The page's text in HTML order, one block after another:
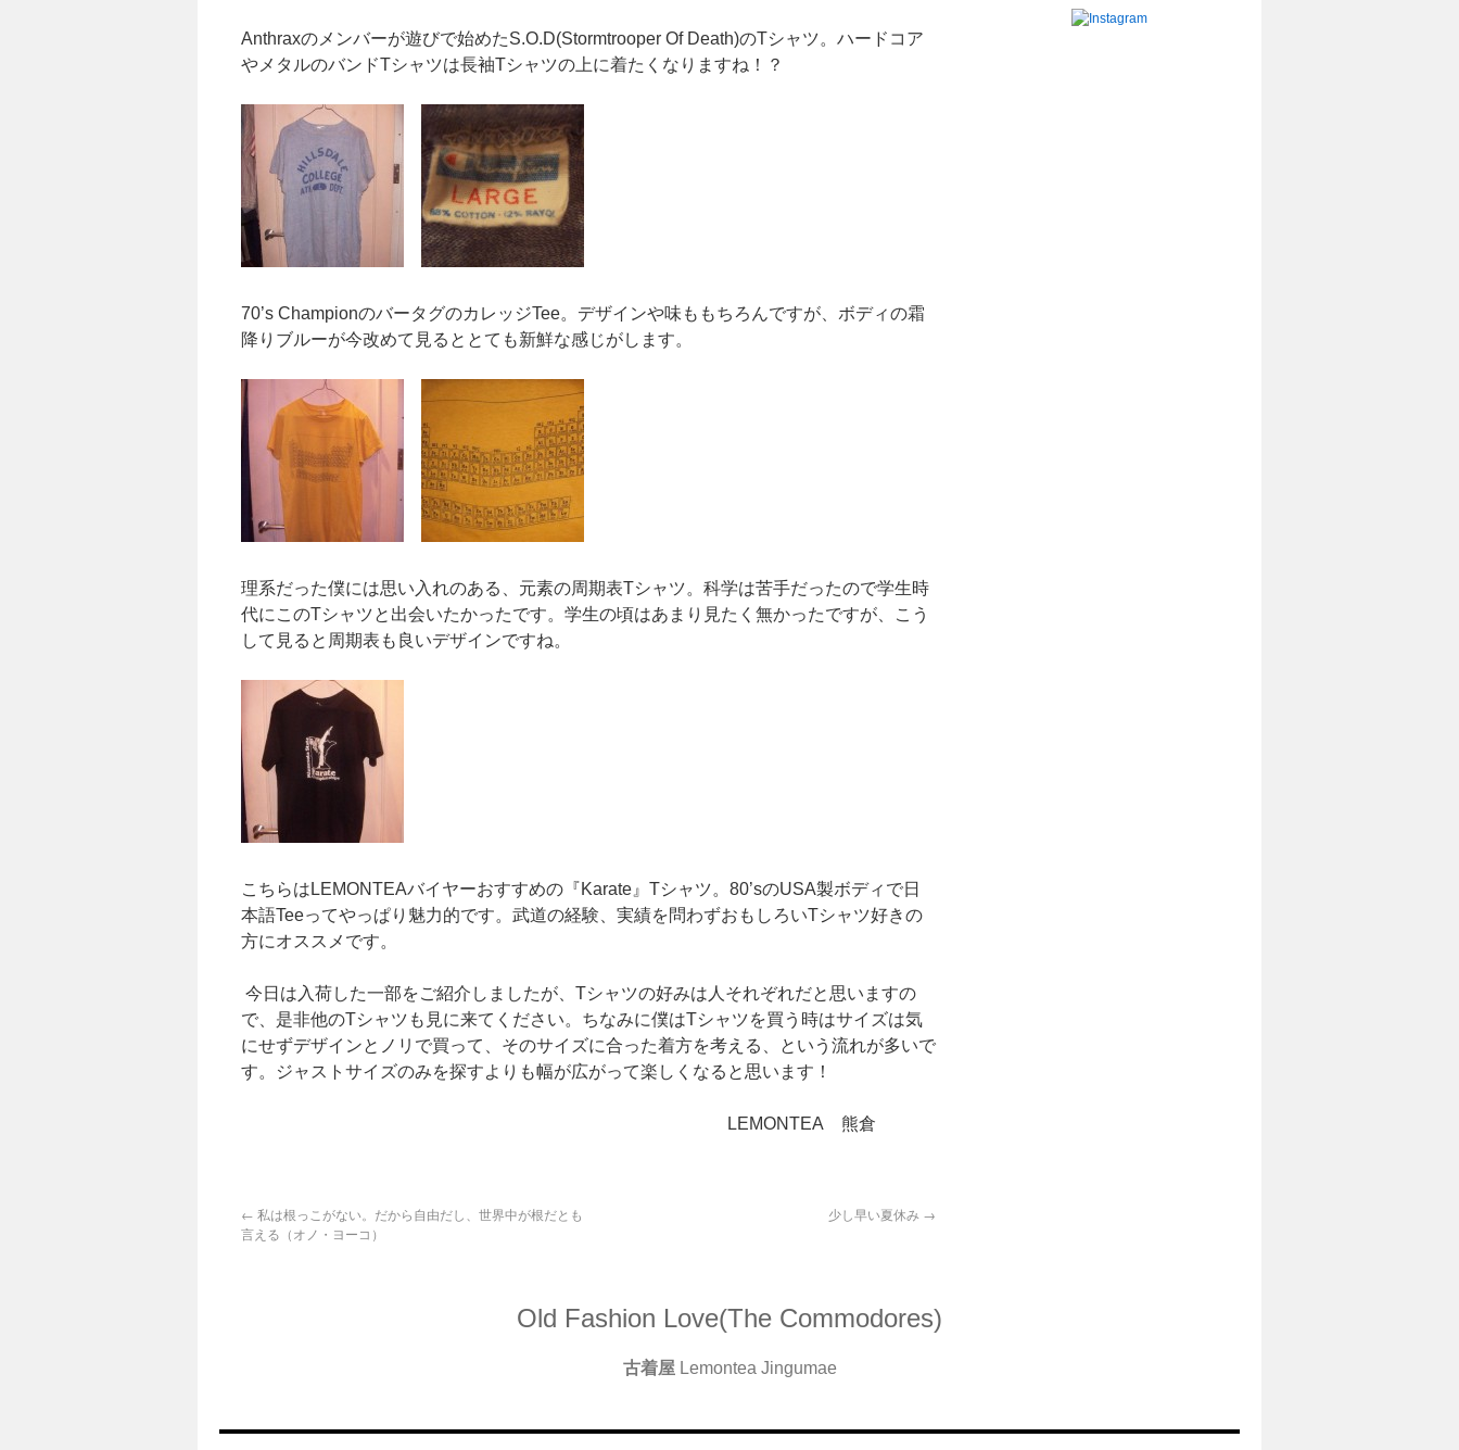
Anthraxのメンバーが遊びで始めたS.O.D(Stormtrooper Of Death)のTシャツ。ハードコア
やメタルのバンドTシャツは長袖Tシャツの上に着たくなりますね！？
70’s ChampionのバータグのカレッジTee。デザインや味ももちろんですが、ボディの霜
降りブルーが今改めて見るととても新鮮な感じがします。
理系だった僕には思い入れのある、元素の周期表Tシャツ。科学は苦手だったので学生時
代にこのTシャツと出会いたかったです。学生の頃はあまり見たく無かったですが、こう
して見ると周期表も良いデザインですね。
こちらはLEMONTEAバイヤーおすすめの『Karate』Tシャツ。80’sのUSA製ボディで日
本語Teeってやっぱり魅力的です。武道の経験、実績を問わずおもしろいTシャツ好きの
方にオススメです。
今日は入荷した一部をご紹介しましたが、Tシャツの好みは人それぞれだと思いますの
で、是非他のTシャツも見に来てください。ちなみに僕はTシャツを買う時はサイズは気
にせずデザインとノリで買って、そのサイズに合った着方を考える、という流れが多いで
す。ジャストサイズのみを探すよりも幅が広がって楽しくなると思います！
LEMONTEA 熊倉
← 私は根っこがない。だから自由だし、世界中が根だとも
言える（オノ・ヨーコ）
少し早い夏休み →
Old Fashion Love(The Commodores)
古着屋 Lemontea Jingumae